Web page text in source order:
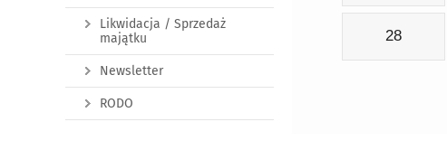
28
Likwidacja / Sprzedaż
majątku
Newsletter
RODO